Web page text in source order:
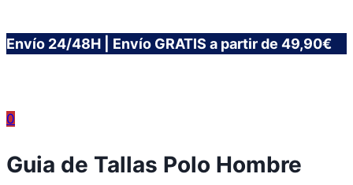
Saltar
Envío 24/48H | Envío GRATIS a partir de 49,90€
0
Guia de Tallas Polo Hombre